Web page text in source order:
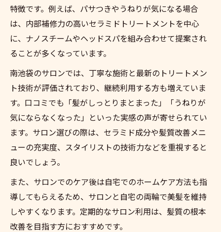
特徴です。例えば、パサつきやうねりが気になる場合
は、内部補修力の高いセラミドトリートメントを中心
に、ナノスチームやヘッドスパを組み合わせて提案され
ることが多くなっています。
南池袋のサロンでは、丁寧な施術と最新のトリートメン
ト技術が評価されており、継続利用する方も増えていま
す。口コミでも「髪がしっとりまとまった」「うねりが
気にならなくなった」といった実感の声が寄せられてい
ます。サロン選びの際は、セラミド成分や髪質改善メニ
ューの充実度、スタイリストの技術力などを重視すると
良いでしょう。
また、サロンでのケア後は自宅でのホームケア方法も指
導してもらえるため、サロンと自宅の両輪で美髪を維持
しやすくなります。定期的なサロン利用は、髪質の根本
改善を目指す方におすすめです。